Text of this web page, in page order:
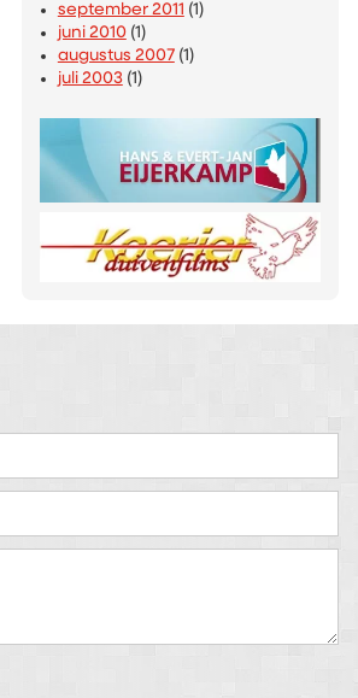
september 2011 (1)
juni 2010(1)
augustus 2007(1)
juli 2003(1)